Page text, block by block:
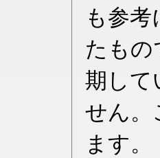
も参
たも
期して
せん。
ます。